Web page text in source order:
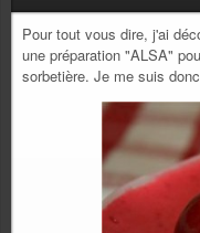
Pour tout vous dire, j'ai
une préparation "ALSA"
sorbetière. Je me suis